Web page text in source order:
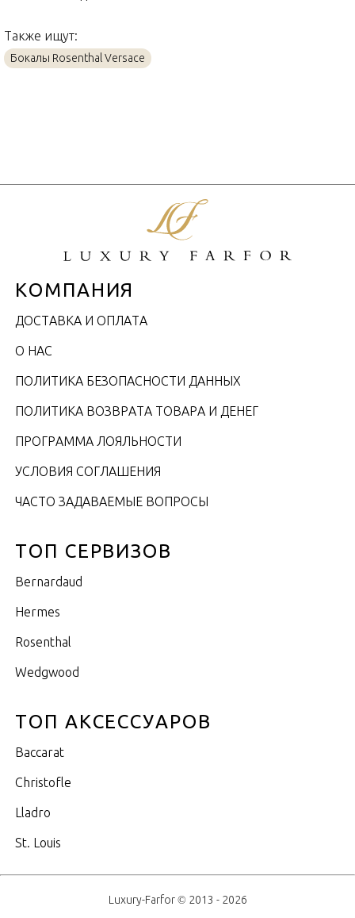
Страна производителя
Материал
Стекло
Также ищут:
Бокалы Rosenthal Versace
КОМПАНИЯ
ДОСТАВКА И ОПЛАТА
О НАС
ПОЛИТИКА БЕЗОПАСНОСТИ ДАННЫХ
ПОЛИТИКА ВОЗВРАТА ТОВАРА И ДЕНЕГ
ПРОГРАММА ЛОЯЛЬНОСТИ
УСЛОВИЯ СОГЛАШЕНИЯ
ЧАСТО ЗАДАВАЕМЫЕ ВОПРОСЫ
ТОП СЕРВИЗОВ
Bernardaud
Hermes
Rosenthal
Wedgwood
ТОП АКСЕССУАРОВ
Baccarat
Christofle
Lladro
St. Louis
Luxury-Farfor © 2013 - 2026